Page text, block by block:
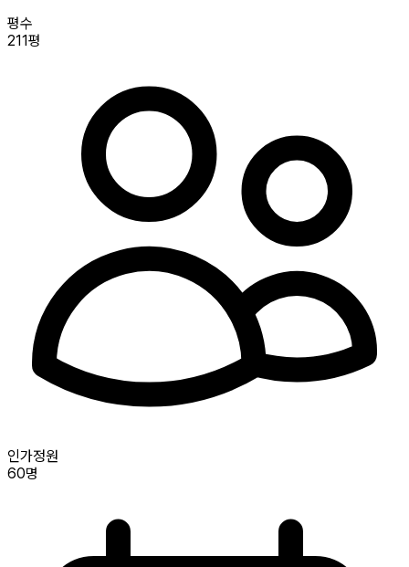
평수
211평
인가정원
60명